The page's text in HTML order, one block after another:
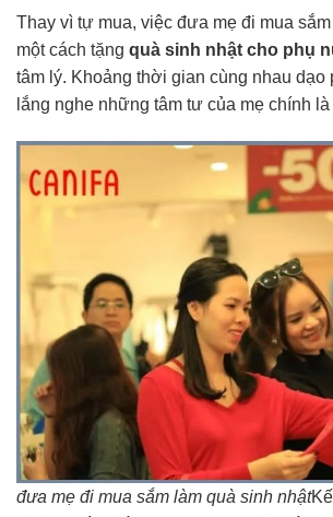
Thay vì tự mua, việc đưa mẹ đi mua
một cách tặng quà sinh nhật cho phụ
tâm lý. Khoảng thời gian cùng nhau dạo
lắng nghe những tâm tư của mẹ chính
đưa mẹ đi mua sắm làm quà sinh nhật